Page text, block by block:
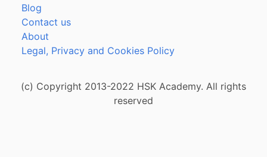
Blog
Contact us
About
Legal, Privacy and Cookies Policy
(c) Copyright 2013-2022 HSK Academy. All rights
reserved